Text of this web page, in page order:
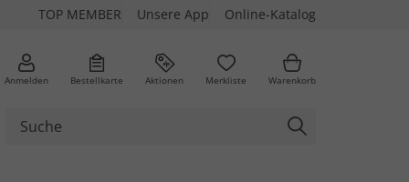
TOP MEMBER Unsere App Online-Katalog
Anmelden Bestellkarte Aktionen Merkliste Warenkorb